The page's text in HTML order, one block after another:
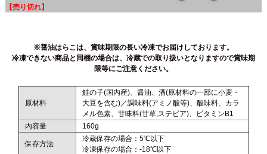
【売り切れ】
※醤油はらこは、賞味期限の長い冷凍でお届けしております。
冷凍できない商品と同梱の場合は、冷蔵での取り扱いとなりますので賞味期
限等にご注意ください。
原材料
鮭の子(国内産)、醤油、酒(原材料の一部に小麦・
大豆を含む)／調味料(アミノ酸等)、酸味料、カラ
メル色素、甘味料(甘草,ステビア)、ビタミンB1
内容量
160g
保存方法
冷蔵保存の場合：5℃以下
冷凍保存の場合：-18℃以下